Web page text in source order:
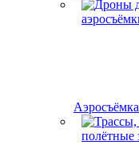
Аэросъёмка